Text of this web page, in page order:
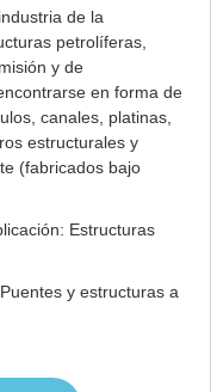
de la
petrolíferas,
y de
en forma de
canales, platinas,
estructurales y
(fabricados bajo
Estructuras
y estructuras a